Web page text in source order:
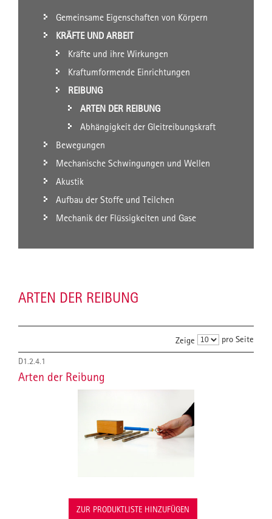
Gemeinsame Eigenschaften von Körpern
KRÄFTE UND ARBEIT
Kräfte und ihre Wirkungen
Kraftumformende Einrichtungen
REIBUNG
ARTEN DER REIBUNG
Abhängigkeit der Gleitreibungskraft
Bewegungen
Mechanische Schwingungen und Wellen
Akustik
Aufbau der Stoffe und Teilchen
Mechanik der Flüssigkeiten und Gase
ARTEN DER REIBUNG
Zeige pro Seite
D1.2.4.1
Arten der Reibung
ZUR PRODUKTLISTE HINZUFÜGEN